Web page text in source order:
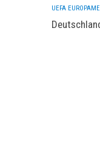
UEFA